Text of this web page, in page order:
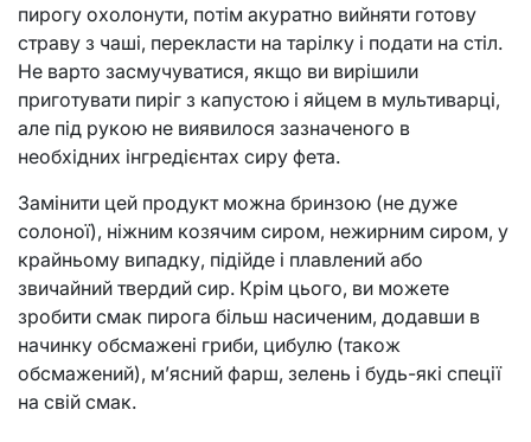
пирогу охолонути, потім акуратно вийняти готову
страву з чаші, перекласти на тарілку і подати на стіл.
Не варто засмучуватися, якщо ви вирішили
приготувати пиріг з капустою і яйцем в мультиварці,
але під рукою не виявилося зазначеного в
необхідних інгредієнтах сиру фета.
Замінити цей продукт можна бринзою (не дуже
солоної), ніжним козячим сиром, нежирним сиром, у
крайньому випадку, підійде і плавлений або
звичайний твердий сир. Крім цього, ви можете
зробити смак пирога більш насиченим, додавши в
начинку обсмажені гриби, цибулю (також
обсмажений), м’ясний фарш, зелень і будь-які спеції
на свій смак.